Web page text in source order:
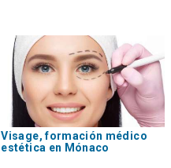
Visage, formación médico
estética en Mónaco